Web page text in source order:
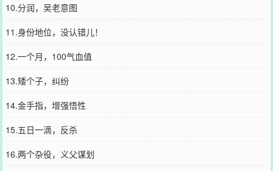
10.分润，吴老意图
11.身份地位，没认错儿！
12.一个月，100气血值
13.矮个子，纠纷
14.金手指，增强悟性
15.五日一滴，反杀
16.两个杂役，义父谋划